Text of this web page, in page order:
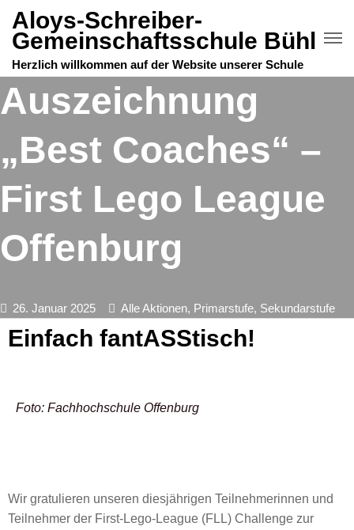
Aloys-Schreiber-
Gemeinschaftsschule Bühl
Herzlich willkommen auf der Website unserer Schule
Auszeichnung
„Best Coaches“ –
First Lego League
Offenburg
26. Januar 2025 Alle Aktionen, Primarstufe, Sekundarstufe
Einfach fantASStisch!
Foto: Fachhochschule Offenburg
Wir gratulieren unseren diesjährigen Teilnehmerinnen und
Teilnehmer der First-Lego-League (FLL) Challenge zur